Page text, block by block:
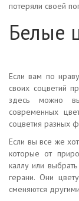
потеряли своей
Белые
Если вам по нраву
своих соцветий
здесь можно
современных
соцветия разных
Если вы все же
которые от
каллу или
герани. Они
сменяются